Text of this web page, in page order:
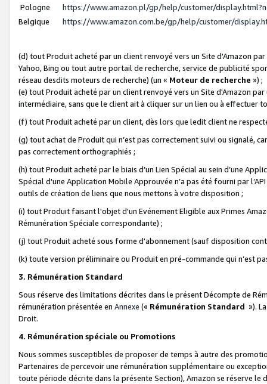
Pologne
https://www.amazon.pl/gp/help/customer/
Belgique
https://www.amazon.com.be/gp/help/customer/
(d) tout Produit acheté par un client renvoyé vers un Site d'Amazon
Yahoo, Bing ou tout autre portail de recherche, service de publicité
réseau desdits moteurs de recherche) (un « Moteur de recherche ») ;
(e) tout Produit acheté par un client renvoyé vers un Site d'Amazon
intermédiaire, sans que le client ait à cliquer sur un lien ou à
(f) tout Produit acheté par un client, dès lors que ledit client ne
(g) tout achat de Produit qui n’est pas correctement suivi ou signalé,
pas correctement orthographiés ;
(h) tout Produit acheté par le biais d’un Lien Spécial au sein d’une
Spécial d'une Application Mobile Approuvée n’a pas été fourni par
outils de création de liens que nous mettons à votre disposition ;
(i) tout Produit faisant l'objet d'un Evénement Eligible aux Primes
Rémunération Spéciale correspondante) ;
(j) tout Produit acheté sous forme d'abonnement (sauf disposition
(k) toute version préliminaire ou Produit en pré-commande qui n’est
3. Rémunération Standard
Sous réserve des limitations décrites dans le présent Décompte de
rémunération présentée en Annexe (« Rémunération Standard »).
Droit.
4. Rémunération spéciale ou Promotions
Nous sommes susceptibles de proposer de temps à autre des
Partenaires de percevoir une rémunération supplémentaire ou
toute période décrite dans la présente Section), Amazon se réserve